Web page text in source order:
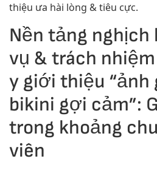
thiệu ưa hài lòng & tiêu cực.
Nền tảng nghịch
vụ & trách
y giới thiệu “ảnh
bikini gợi cảm”:
trong khoảng
viên